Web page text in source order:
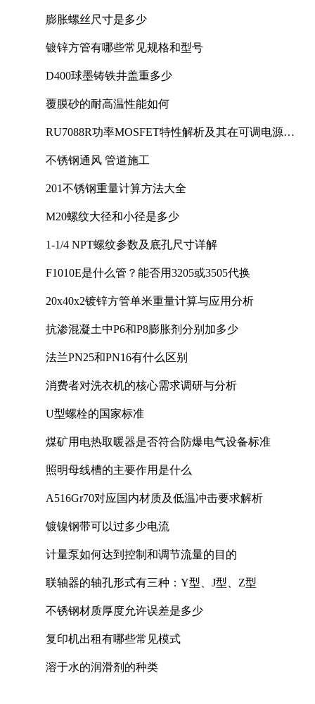
膨胀螺丝尺寸是多少
镀锌方管有哪些常见规格和型号
D400球墨铸铁井盖重多少
覆膜砂的耐高温性能如何
RU7088R功率MOSFET特性解析及其在可调电源设
不锈钢通风 管道施工
201不锈钢重量计算方法大全
M20螺纹大径和小径是多少
1-1/4 NPT螺纹参数及底孔尺寸详解
F1010E是什么管？能否用3205或3505代换
20x40x2镀锌方管单米重量计算与应用分析
抗渗混凝土中P6和P8膨胀剂分别加多少
法兰PN25和PN16有什么区别
消费者对洗衣机的核心需求调研与分析
U型螺栓的国家标准
煤矿用电热取暖器是否符合防爆电气设备标准
照明母线槽的主要作用是什么
A516Gr70对应国内材质及低温冲击要求解析
镀镍钢带可以过多少电流
计量泵如何达到控制和调节流量的目的
联轴器的轴孔形式有三种：Y型、J型、Z型
不锈钢材质厚度允许误差是多少
复印机出租有哪些常见模式
溶于水的润滑剂的种类